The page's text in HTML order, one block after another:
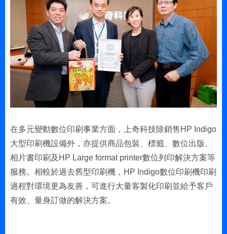
在多元變動數位印刷事業方面，上奇科技除銷售HP Indigo
大型印刷機設備外，亦提供商品包裝、標籤、數位出版、
相片書印刷及HP Large format printer數位列印解決方案等
服務。相較於過去舊型印刷機，HP Indigo數位印刷機印刷
過程對環境更為友善，可進行大量客製化印刷並給予客戶
有效、量身訂做的解決方案。